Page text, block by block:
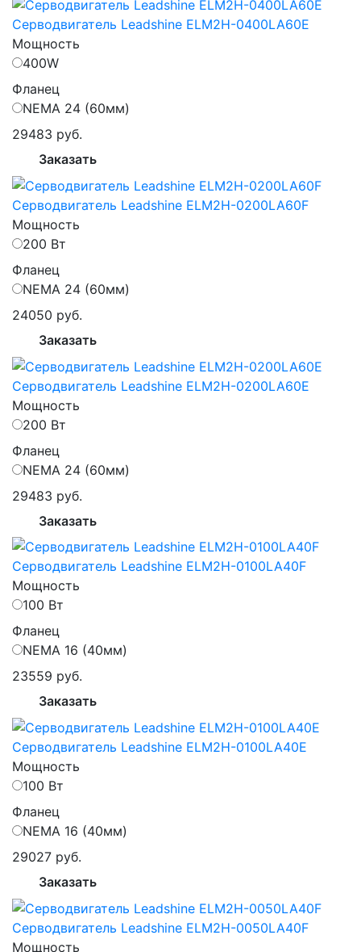
Серводвигатель Leadshine ELM2H-0400LA60E
Мощность
400W
Фланец
NEMA 24 (60мм)
29483 руб.
Заказать
Серводвигатель Leadshine ELM2H-0200LA60F
Мощность
200 Вт
Фланец
NEMA 24 (60мм)
24050 руб.
Заказать
Серводвигатель Leadshine ELM2H-0200LA60E
Мощность
200 Вт
Фланец
NEMA 24 (60мм)
29483 руб.
Заказать
Серводвигатель Leadshine ELM2H-0100LA40F
Мощность
100 Вт
Фланец
NEMA 16 (40мм)
23559 руб.
Заказать
Серводвигатель Leadshine ELM2H-0100LA40E
Мощность
100 Вт
Фланец
NEMA 16 (40мм)
29027 руб.
Заказать
Серводвигатель Leadshine ELM2H-0050LA40F
Мощность